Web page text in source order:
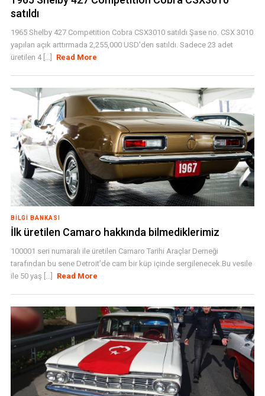
satıldı
1965 Shelby 427 Competition Cobra CSX3010 satıldı Şase no. CSX 3010
yapılan açık arttırmada 2,255,000 USD'den satıldı. Sadece 23 adet
üretilen 4 [...]
Read More
BILGI BANKASI
İlk üretilen Camaro hakkında bilmediklerimiz
100001 seri numaralı ile üretilen Camaro Tarihi Araçlar Derneği
tarafından bu sene Detroit’de cam bir küp içinde sergilenecek.Bu vesile
ile 50 yaş [...]
Read More